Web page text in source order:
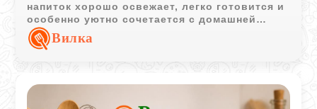
напиток хорошо освежает, легко готовится и
особенно уютно сочетается с домашней
выпечкой или простым тёплым завтраком.
Вилка